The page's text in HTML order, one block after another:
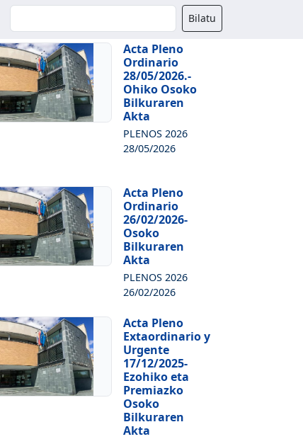
Buscador Bilatu
Acta Pleno
Ordinario
28/05/2026.-
Ohiko Osoko
Bilkuraren
Akta
PLENOS 2026
28/05/2026
Acta Pleno
Ordinario
26/02/2026-
Osoko
Bilkuraren
Akta
PLENOS 2026
26/02/2026
Acta Pleno
Extaordinario y
Urgente
17/12/2025-
Ezohiko eta
Premiazko
Osoko
Bilkuraren
Akta